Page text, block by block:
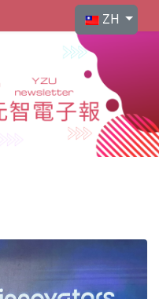
選擇你的語言
ZH